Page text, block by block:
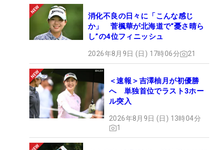
消化不良の日々に「こんな感じ
か」 菅楓華が北海道で“憂さ晴ら
し”の4位フィニッシュ
2026年8月9日 (日) 17時06分 21
＜速報＞吉澤柚月が初優勝
へ 単独首位でラスト3ホー
ル突入
2026年8月9日 (日) 13時04分
1